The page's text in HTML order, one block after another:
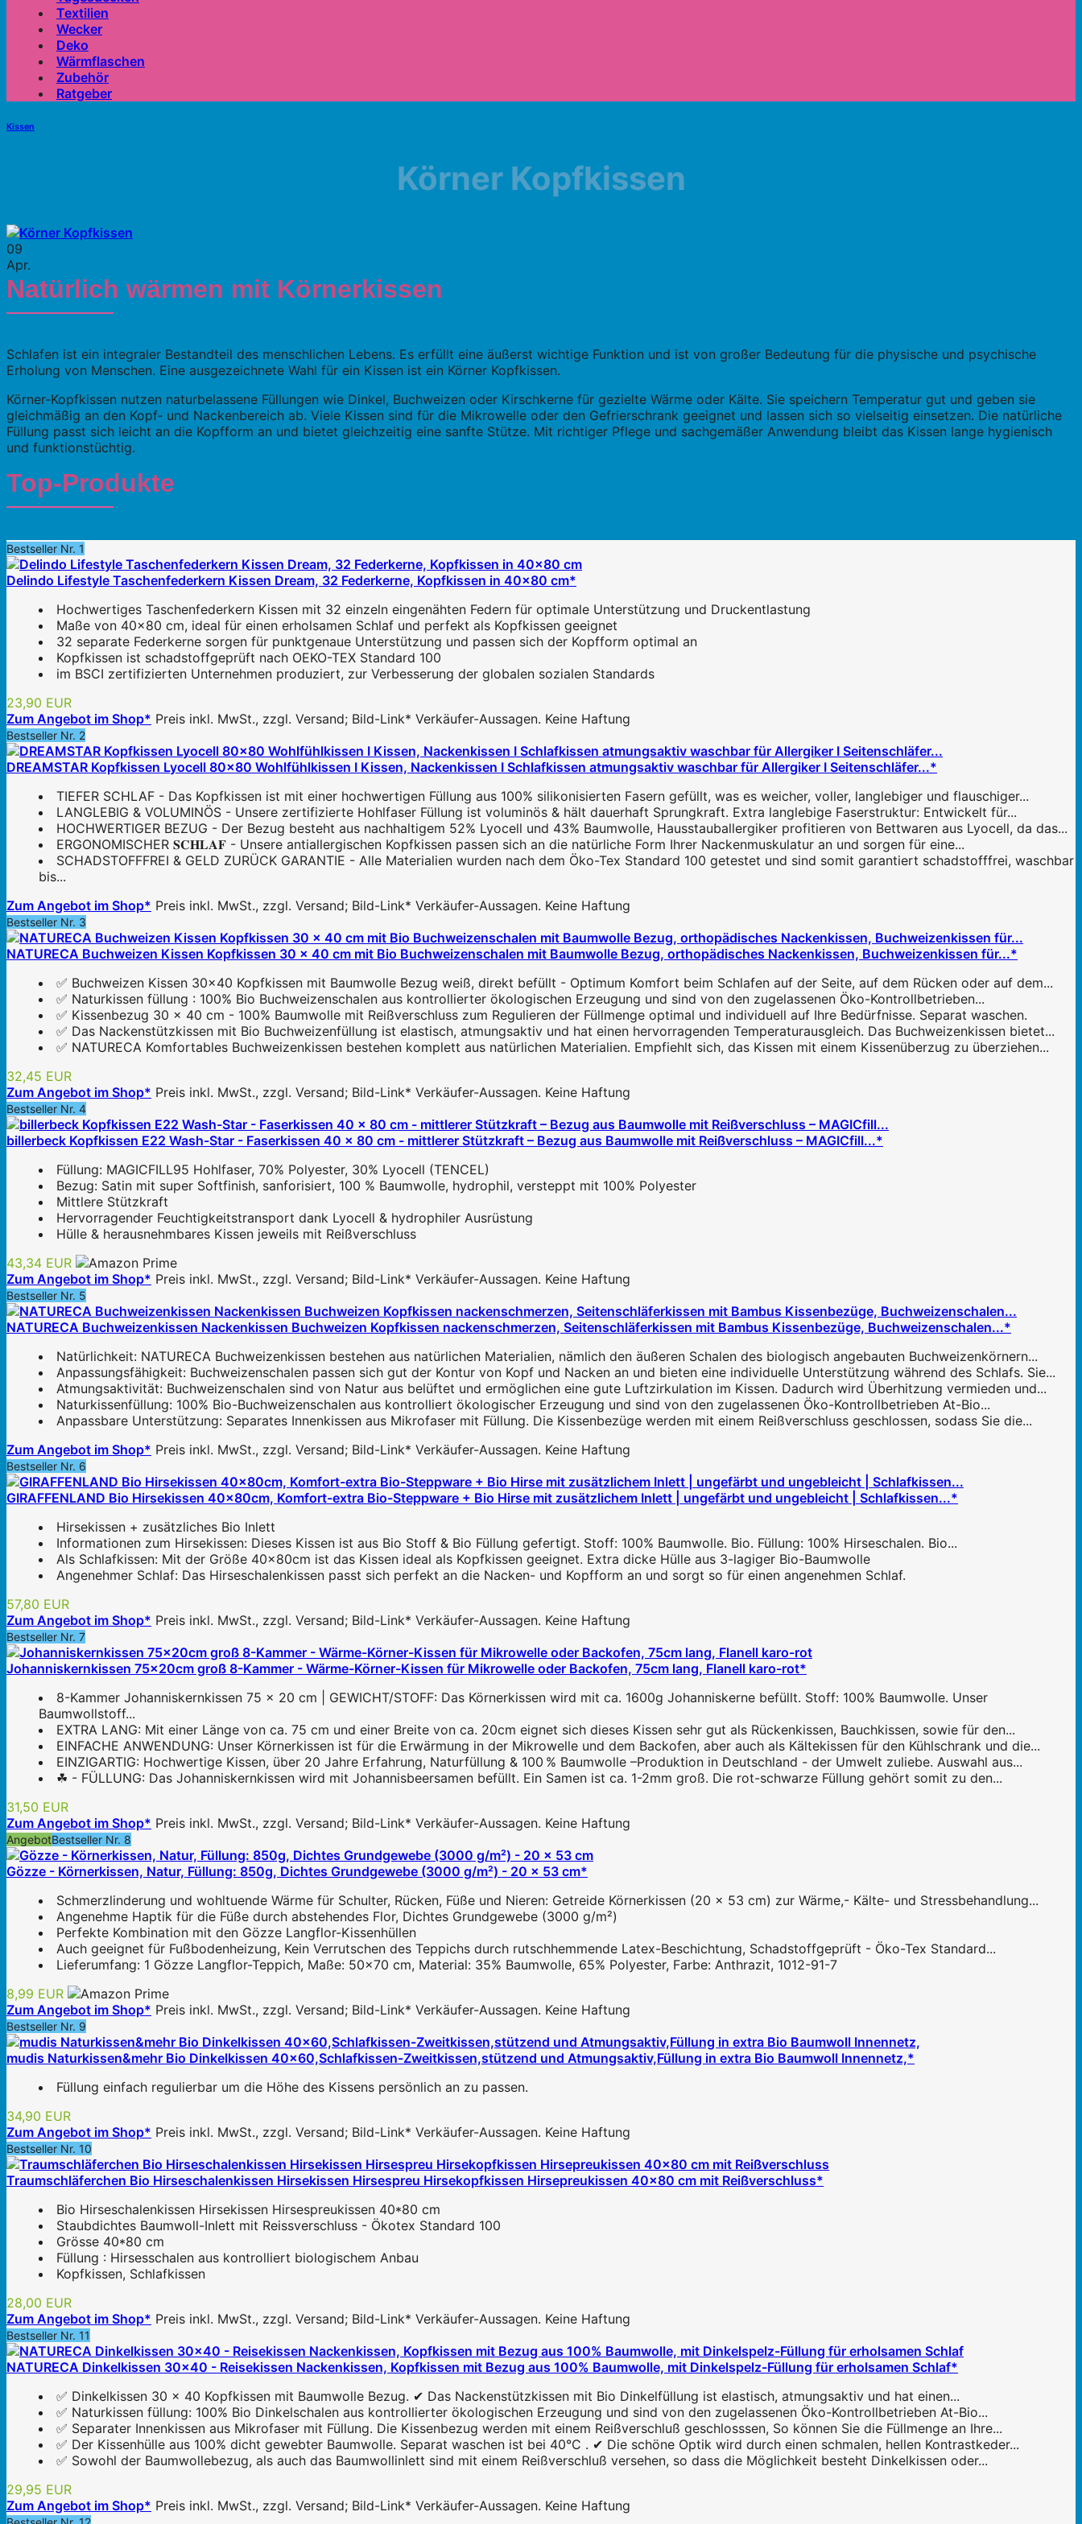
Textilien
Wecker
Deko
Wärmflaschen
Zubehör
Ratgeber
Kissen
Körner Kopfkissen
09
Apr.
Natürlich wärmen mit Körnerkissen
Schlafen ist ein integraler Bestandteil des menschlichen Lebens. Es erfüllt eine äußerst wichtige Funktion und ist von großer Bedeutung für die physische und psychische
Erholung von Menschen. Eine ausgezeichnete Wahl für ein Kissen ist ein Körner Kopfkissen.
Körner‑Kopfkissen nutzen naturbelassene Füllungen wie Dinkel, Buchweizen oder Kirschkerne für gezielte Wärme oder Kälte. Sie speichern Temperatur gut und geben sie
gleichmäßig an den Kopf‑ und Nackenbereich ab. Viele Kissen sind für die Mikrowelle oder den Gefrierschrank geeignet und lassen sich so vielseitig einsetzen. Die natürliche
Füllung passt sich leicht an die Kopfform an und bietet gleichzeitig eine sanfte Stütze. Mit richtiger Pflege und sachgemäßer Anwendung bleibt das Kissen lange hygienisch
und funktionstüchtig.
Top-Produkte
Bestseller Nr. 1
Delindo Lifestyle Taschenfederkern Kissen Dream, 32 Federkerne, Kopfkissen in 40x80 cm*
Hochwertiges Taschenfederkern Kissen mit 32 einzeln eingenähten Federn für optimale Unterstützung und Druckentlastung
Maße von 40x80 cm, ideal für einen erholsamen Schlaf und perfekt als Kopfkissen geeignet
32 separate Federkerne sorgen für punktgenaue Unterstützung und passen sich der Kopfform optimal an
Kopfkissen ist schadstoffgeprüft nach OEKO-TEX Standard 100
im BSCI zertifizierten Unternehmen produziert, zur Verbesserung der globalen sozialen Standards
23,90 EUR
Zum Angebot im Shop* Preis inkl. MwSt., zzgl. Versand; Bild-Link* Verkäufer-Aussagen. Keine Haftung
Bestseller Nr. 2
DREAMSTAR Kopfkissen Lyocell 80x80 Wohlfühlkissen I Kissen, Nackenkissen I Schlafkissen atmungsaktiv waschbar für Allergiker I Seitenschläfer...*
TIEFER SCHLAF - Das Kopfkissen ist mit einer hochwertigen Füllung aus 100% silikonisierten Fasern gefüllt, was es weicher, voller, langlebiger und flauschiger...
LANGLEBIG & VOLUMINÖS - Unsere zertifizierte Hohlfaser Füllung ist voluminös & hält dauerhaft Sprungkraft. Extra langlebige Faserstruktur: Entwickelt für...
HOCHWERTIGER BEZUG - Der Bezug besteht aus nachhaltigem 52% Lyocell und 43% Baumwolle, Hausstauballergiker profitieren von Bettwaren aus Lyocell, da das...
ERGONOMISCHER 𝐒𝐂𝐇𝐋𝐀𝐅 - Unsere antiallergischen Kopfkissen passen sich an die natürliche Form Ihrer Nackenmuskulatur an und sorgen für eine...
SCHADSTOFFFREI & GELD ZURÜCK GARANTIE - Alle Materialien wurden nach dem Öko-Tex Standard 100 getestet und sind somit garantiert schadstofffrei, waschbar
bis...
Zum Angebot im Shop* Preis inkl. MwSt., zzgl. Versand; Bild-Link* Verkäufer-Aussagen. Keine Haftung
Bestseller Nr. 3
NATURECA Buchweizen Kissen Kopfkissen 30 x 40 cm mit Bio Buchweizenschalen mit Baumwolle Bezug, orthopädisches Nackenkissen, Buchweizenkissen für...*
✅ Buchweizen Kissen 30x40 Kopfkissen mit Baumwolle Bezug weiß, direkt befüllt - Optimum Komfort beim Schlafen auf der Seite, auf dem Rücken oder auf dem...
✅ Naturkissen füllung : 100% Bio Buchweizenschalen aus kontrollierter ökologischen Erzeugung und sind von den zugelassenen Öko-Kontrollbetrieben...
✅ Kissenbezug 30 x 40 cm - 100% Baumwolle mit Reißverschluss zum Regulieren der Füllmenge optimal und individuell auf Ihre Bedürfnisse. Separat waschen.
✅ Das Nackenstützkissen mit Bio Buchweizenfüllung ist elastisch, atmungsaktiv und hat einen hervorragenden Temperaturausgleich. Das Buchweizenkissen bietet...
✅ NATURECA Komfortables Buchweizenkissen bestehen komplett aus natürlichen Materialien. Empfiehlt sich, das Kissen mit einem Kissenüberzug zu überziehen...
32,45 EUR
Zum Angebot im Shop* Preis inkl. MwSt., zzgl. Versand; Bild-Link* Verkäufer-Aussagen. Keine Haftung
Bestseller Nr. 4
billerbeck Kopfkissen E22 Wash-Star - Faserkissen 40 x 80 cm - mittlerer Stützkraft – Bezug aus Baumwolle mit Reißverschluss – MAGICfill...*
Füllung: MAGICFILL95 Hohlfaser, 70% Polyester, 30% Lyocell (TENCEL)
Bezug: Satin mit super Softfinish, sanforisiert, 100 % Baumwolle, hydrophil, versteppt mit 100% Polyester
Mittlere Stützkraft
Hervorragender Feuchtigkeitstransport dank Lyocell & hydrophiler Ausrüstung
Hülle & herausnehmbares Kissen jeweils mit Reißverschluss
43,34 EUR
Zum Angebot im Shop* Preis inkl. MwSt., zzgl. Versand; Bild-Link* Verkäufer-Aussagen. Keine Haftung
Bestseller Nr. 5
NATURECA Buchweizenkissen Nackenkissen Buchweizen Kopfkissen nackenschmerzen, Seitenschläferkissen mit Bambus Kissenbezüge, Buchweizenschalen...*
Natürlichkeit: NATURECA Buchweizenkissen bestehen aus natürlichen Materialien, nämlich den äußeren Schalen des biologisch angebauten Buchweizenkörnern...
Anpassungsfähigkeit: Buchweizenschalen passen sich gut der Kontur von Kopf und Nacken an und bieten eine individuelle Unterstützung während des Schlafs. Sie...
Atmungsaktivität: Buchweizenschalen sind von Natur aus belüftet und ermöglichen eine gute Luftzirkulation im Kissen. Dadurch wird Überhitzung vermieden und...
Naturkissenfüllung: 100% Bio-Buchweizenschalen aus kontrolliert ökologischer Erzeugung und sind von den zugelassenen Öko-Kontrollbetrieben At-Bio...
Anpassbare Unterstützung: Separates Innenkissen aus Mikrofaser mit Füllung. Die Kissenbezüge werden mit einem Reißverschluss geschlossen, sodass Sie die...
Zum Angebot im Shop* Preis inkl. MwSt., zzgl. Versand; Bild-Link* Verkäufer-Aussagen. Keine Haftung
Bestseller Nr. 6
GIRAFFENLAND Bio Hirsekissen 40x80cm, Komfort-extra Bio-Steppware + Bio Hirse mit zusätzlichem Inlett | ungefärbt und ungebleicht | Schlafkissen...*
Hirsekissen + zusätzliches Bio Inlett
Informationen zum Hirsekissen: Dieses Kissen ist aus Bio Stoff & Bio Füllung gefertigt. Stoff: 100% Baumwolle. Bio. Füllung: 100% Hirseschalen. Bio...
Als Schlafkissen: Mit der Größe 40x80cm ist das Kissen ideal als Kopfkissen geeignet. Extra dicke Hülle aus 3-lagiger Bio-Baumwolle
Angenehmer Schlaf: Das Hirseschalenkissen passt sich perfekt an die Nacken- und Kopfform an und sorgt so für einen angenehmen Schlaf.
57,80 EUR
Zum Angebot im Shop* Preis inkl. MwSt., zzgl. Versand; Bild-Link* Verkäufer-Aussagen. Keine Haftung
Bestseller Nr. 7
Johanniskernkissen 75x20cm groß 8-Kammer - Wärme-Körner-Kissen für Mikrowelle oder Backofen, 75cm lang, Flanell karo-rot*
8-Kammer Johanniskernkissen 75 x 20 cm | GEWICHT/STOFF: Das Körnerkissen wird mit ca. 1600g Johanniskerne befüllt. Stoff: 100% Baumwolle. Unser
Baumwollstoff...
EXTRA LANG: Mit einer Länge von ca. 75 cm und einer Breite von ca. 20cm eignet sich dieses Kissen sehr gut als Rückenkissen, Bauchkissen, sowie für den...
EINFACHE ANWENDUNG: Unser Körnerkissen ist für die Erwärmung in der Mikrowelle und dem Backofen, aber auch als Kältekissen für den Kühlschrank und die...
EINZIGARTIG: Hochwertige Kissen, über 20 Jahre Erfahrung, Naturfüllung & 100 % Baumwolle –Produktion in Deutschland - der Umwelt zuliebe. Auswahl aus...
☘ - FÜLLUNG: Das Johanniskernkissen wird mit Johannisbeersamen befüllt. Ein Samen ist ca. 1-2mm groß. Die rot-schwarze Füllung gehört somit zu den...
31,50 EUR
Zum Angebot im Shop* Preis inkl. MwSt., zzgl. Versand; Bild-Link* Verkäufer-Aussagen. Keine Haftung
AngebotBestseller Nr. 8
Gözze - Körnerkissen, Natur, Füllung: 850g, Dichtes Grundgewebe (3000 g/m²) - 20 x 53 cm*
Schmerzlinderung und wohltuende Wärme für Schulter, Rücken, Füße und Nieren: Getreide Körnerkissen (20 x 53 cm) zur Wärme,- Kälte- und Stressbehandlung...
Angenehme Haptik für die Füße durch abstehendes Flor, Dichtes Grundgewebe (3000 g/m²)
Perfekte Kombination mit den Gözze Langflor-Kissenhüllen
Auch geeignet für Fußbodenheizung, Kein Verrutschen des Teppichs durch rutschhemmende Latex-Beschichtung, Schadstoffgeprüft - Öko-Tex Standard...
Lieferumfang: 1 Gözze Langflor-Teppich, Maße: 50x70 cm, Material: 35% Baumwolle, 65% Polyester, Farbe: Anthrazit, 1012-91-7
8,99 EUR
Zum Angebot im Shop* Preis inkl. MwSt., zzgl. Versand; Bild-Link* Verkäufer-Aussagen. Keine Haftung
Bestseller Nr. 9
mudis Naturkissen&mehr Bio Dinkelkissen 40x60,Schlafkissen-Zweitkissen,stützend und Atmungsaktiv,Füllung in extra Bio Baumwoll Innennetz,*
Füllung einfach regulierbar um die Höhe des Kissens persönlich an zu passen.
34,90 EUR
Zum Angebot im Shop* Preis inkl. MwSt., zzgl. Versand; Bild-Link* Verkäufer-Aussagen. Keine Haftung
Bestseller Nr. 10
Traumschläferchen Bio Hirseschalenkissen Hirsekissen Hirsespreu Hirsekopfkissen Hirsepreukissen 40x80 cm mit Reißverschluss*
Bio Hirseschalenkissen Hirsekissen Hirsespreukissen 40*80 cm
Staubdichtes Baumwoll-Inlett mit Reissverschluss - Ökotex Standard 100
Grösse 40*80 cm
Füllung : Hirsesschalen aus kontrolliert biologischem Anbau
Kopfkissen, Schlafkissen
28,00 EUR
Zum Angebot im Shop* Preis inkl. MwSt., zzgl. Versand; Bild-Link* Verkäufer-Aussagen. Keine Haftung
Bestseller Nr. 11
NATURECA Dinkelkissen 30x40 - Reisekissen Nackenkissen, Kopfkissen mit Bezug aus 100% Baumwolle, mit Dinkelspelz-Füllung für erholsamen Schlaf*
✅ Dinkelkissen 30 x 40 Kopfkissen mit Baumwolle Bezug. ✔ Das Nackenstützkissen mit Bio Dinkelfüllung ist elastisch, atmungsaktiv und hat einen...
✅ Naturkissen füllung: 100% Bio Dinkelschalen aus kontrollierter ökologischen Erzeugung und sind von den zugelassenen Öko-Kontrollbetrieben At-Bio...
✅ Separater Innenkissen aus Mikrofaser mit Füllung. Die Kissenbezug werden mit einem Reißverschluß geschlosssen, So können Sie die Füllmenge an Ihre...
✅ Der Kissenhülle aus 100% dicht gewebter Baumwolle. Separat waschen ist bei 40°C . ✔ Die schöne Optik wird durch einen schmalen, hellen Kontrastkeder...
✅ Sowohl der Baumwollebezug, als auch das Baumwollinlett sind mit einem Reißverschluß versehen, so dass die Möglichkeit besteht Dinkelkissen oder...
29,95 EUR
Zum Angebot im Shop* Preis inkl. MwSt., zzgl. Versand; Bild-Link* Verkäufer-Aussagen. Keine Haftung